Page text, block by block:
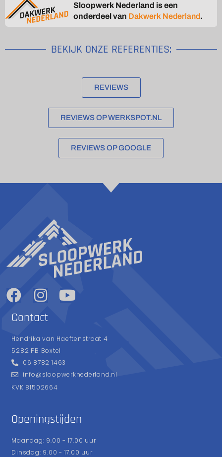
Sloopwerk Nederland is een
onderdeel van Dakwerk Nederland.
BEKIJK ONZE REFERENTIES:
REVIEWS
REVIEWS OP WERKSPOT.NL
REVIEWS OP GOOGLE
Contact
Hendrika van Haeftenstraat 4
5282 PB Boxtel
06 8782 1463
info@sloopwerknederland.nl
KVK 81502664
Openingstijden
Maandag: 9.00 - 17.00 uur
Dinsdag: 9.00 - 17.00 uur